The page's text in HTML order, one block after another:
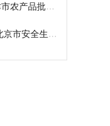
品入场查验技术规范
范 第55部分：攀岩场所